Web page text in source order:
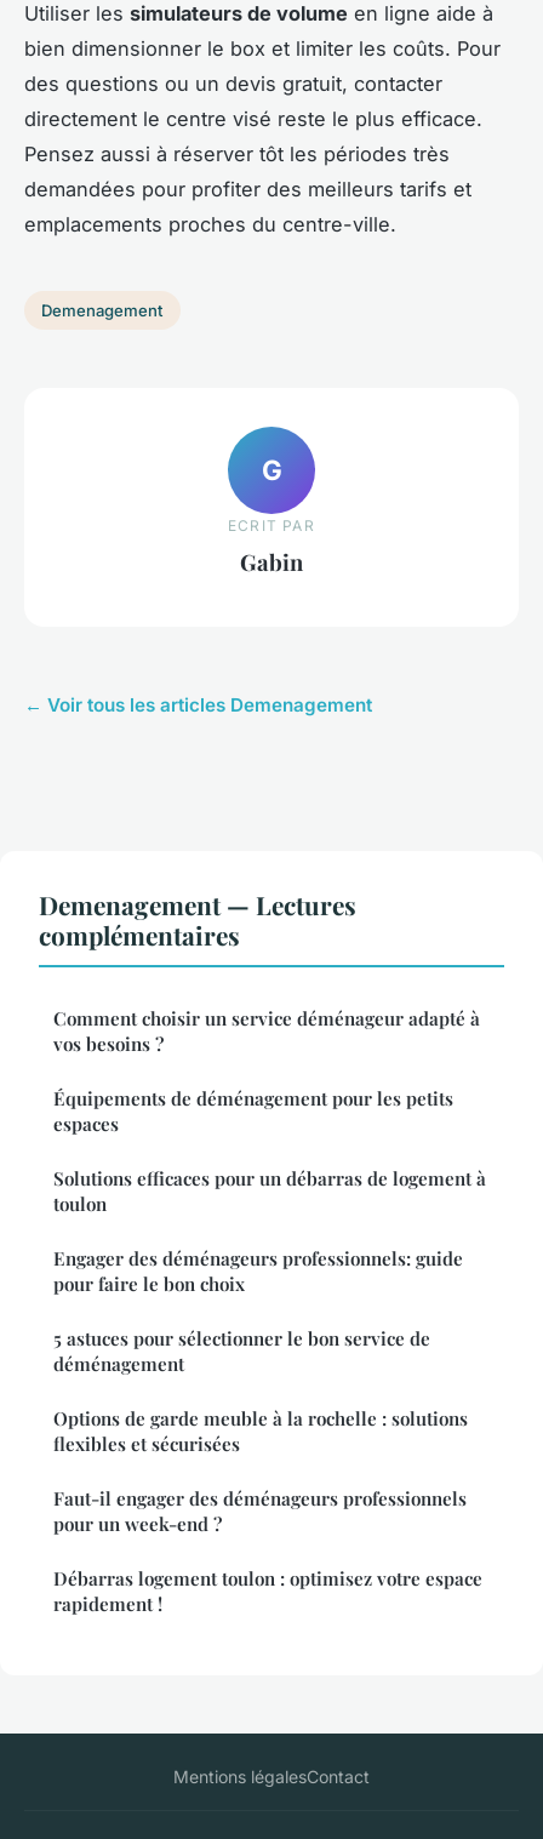
Utiliser les simulateurs de volume en ligne aide à
bien dimensionner le box et limiter les coûts. Pour
des questions ou un devis gratuit, contacter
directement le centre visé reste le plus efficace.
Pensez aussi à réserver tôt les périodes très
demandées pour profiter des meilleurs tarifs et
emplacements proches du centre-ville.
Demenagement
G
ECRIT PAR
Gabin
← Voir tous les articles Demenagement
Demenagement — Lectures
complémentaires
Comment choisir un service déménageur adapté à
vos besoins ?
Équipements de déménagement pour les petits
espaces
Solutions efficaces pour un débarras de logement à
toulon
Engager des déménageurs professionnels: guide
pour faire le bon choix
5 astuces pour sélectionner le bon service de
déménagement
Options de garde meuble à la rochelle : solutions
flexibles et sécurisées
Faut-il engager des déménageurs professionnels
pour un week-end ?
Débarras logement toulon : optimisez votre espace
rapidement !
Mentions légalesContact